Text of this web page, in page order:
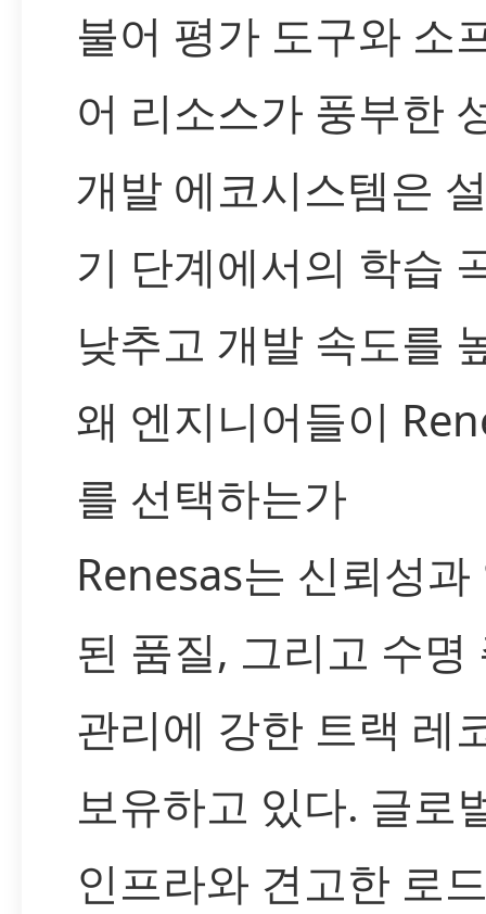
불어 평가 도구와 소
어 리소스가 풍부한
개발 에코시스템은
기 단계에서의 학습
낮추고 개발 속도를
왜 엔지니어들이
를 선택하는가
Renesas는 신뢰성과
된 품질, 그리고 수명
관리에 강한 트랙 레
보유하고 있다. 글로
인프라와 견고한 로